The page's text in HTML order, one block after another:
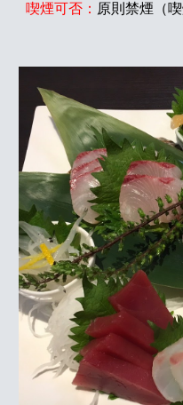
喫煙可否： 原則禁煙 （